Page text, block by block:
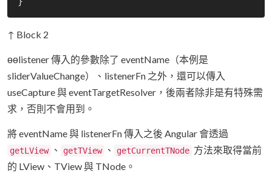
↑ Block 2
ɵɵlistener 傳入的參數除了 eventName（本例是
sliderValueChange）、listenerFn 之外，還可以傳入
useCapture 與 eventTargetResolver，後兩者除非是有特殊需
求，否則不會用到。
將 eventName 與 listenerFn 傳入之後 Angular 會透過
getLView 、 getTView 、 getCurrentTNode 方法來取得當前
的 LView、TView 與 TNode。